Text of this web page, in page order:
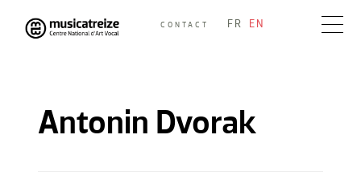
Skip
to
CONTACT FR EN
Antonin Dvorak